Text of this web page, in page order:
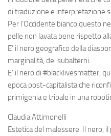
di traduzione e interpretazione
Per l’Occidente bianco questo
pelle non lavata bene rispetto
E’ il nero geografico della
marginalità, dei subalterni.
E’ il nero di #blacklivesmatter,
epoca post-capitalista che
primigenia e tribale in una
Claudia Attimonelli
Estetica del malessere. Il nero,